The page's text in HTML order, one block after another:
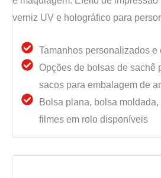
verniz UV e holográfico para
Tamanhos personalizados e
Opções de bolsas de sachê
sacos para embalagem de
Bolsa plana, bolsa
filmes em rolo disponíveis